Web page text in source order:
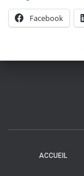
Facebook
ACCUEIL